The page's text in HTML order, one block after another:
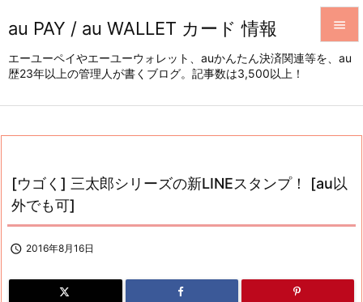
au PAY / au WALLET カード 情報
エーユーペイやエーユーウォレット、auかんたん決済関連等を、au
歴23年以上の管理人が書くブログ。記事数は3,500以上！





[ウゴく] 三太郎シリーズの新LINEスタンプ！ [au以
外でも可]
 2016年8月16日